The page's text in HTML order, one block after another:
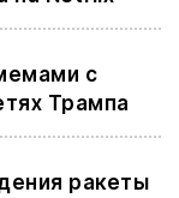
с
Трампа
ракеты